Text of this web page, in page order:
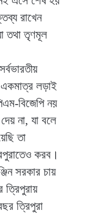
রাখেন
তথা তৃণমূল
একমাত্র লড়াই
বিজেপি নয়
না, যা বলে
তা
করব।
সরকার চায়
ত্রিপুরায়
ত্রিপুরা